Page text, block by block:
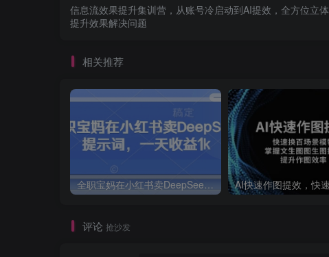
信息流效果提升集训营，从账号冷启动到AI提效，全方位立体
提升效果解决问题
相关推荐
全职宝妈在小红书卖DeepSeek提示词，一天收益1k
评论 抢沙发